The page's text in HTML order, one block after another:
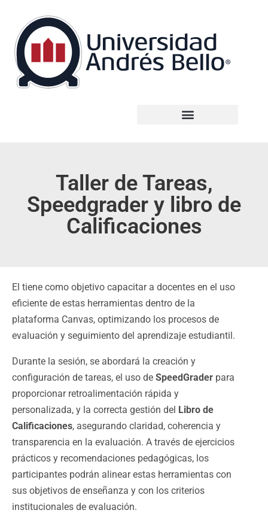
Taller de Tareas,
Speedgrader y libro de
Calificaciones
El tiene como objetivo capacitar a docentes en el uso
eficiente de estas herramientas dentro de la
plataforma Canvas, optimizando los procesos de
evaluación y seguimiento del aprendizaje estudiantil.
Durante la sesión, se abordará la creación y
configuración de tareas, el uso de SpeedGrader para
proporcionar retroalimentación rápida y
personalizada, y la correcta gestión del Libro de
Calificaciones, asegurando claridad, coherencia y
transparencia en la evaluación. A través de ejercicios
prácticos y recomendaciones pedagógicas, los
participantes podrán alinear estas herramientas con
sus objetivos de enseñanza y con los criterios
institucionales de evaluación.